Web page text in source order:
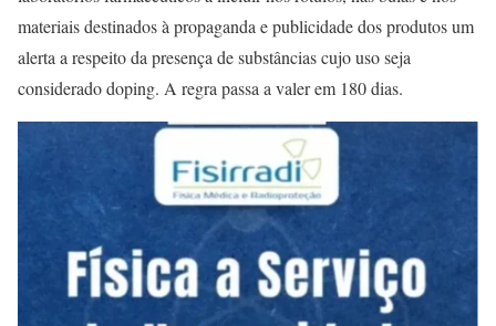
materiais destinados à propaganda e publicidade dos produtos um
alerta a respeito da presença de substâncias cujo uso seja
considerado doping. A regra passa a valer em 180 dias.